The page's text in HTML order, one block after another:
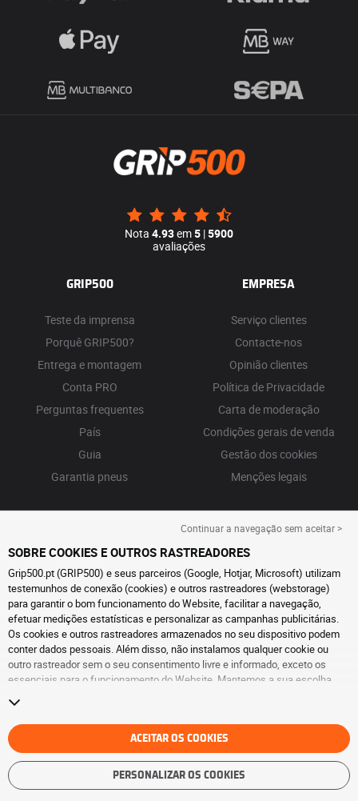
Nota 4.93em5 |5900
avaliações
GRIP500
Teste da imprensa
Porquê GRIP500?
Entrega e montagem
Conta PRO
Perguntas frequentes
País
Guia
Garantia pneus
EMPRESA
Serviço clientes
Contacte-nos
Opinião clientes
Política de Privacidade
Carta de moderação
Condições gerais de venda
Gestão dos cookies
Menções legais
Continuar a navegação sem aceitar >
SOBRE COOKIES E OUTROS RASTREADORES
Grip500.pt (GRIP500) e seus parceiros (Google, Hotjar, Microsoft) utilizam
testemunhos de conexão (cookies) e outros rastreadores (webstorage)
para garantir o bom funcionamento do Website, facilitar a navegação,
efetuar medições estatísticas e personalizar as campanhas publicitárias.
Os cookies e outros rastreadores armazenados no seu dispositivo podem
conter dados pessoais. Além disso, não instalamos qualquer cookie ou
outro rastreador sem o seu consentimento livre e informado, exceto os
essenciais para o funcionamento do Website. Mantemos a sua escolha
aceder à
a navegar sem aceitar a instalação de cookies ou outros rastreadores. A
recusa não prejudica o acesso aos serviços GRIP500. Para obter mais
informações, consultea página de cookies e outros rastreadores.
ACEITAR OS COOKIES
PERSONALIZAR OS COOKIES